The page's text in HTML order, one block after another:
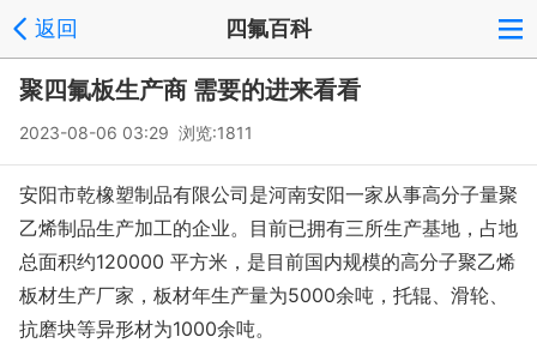
返回 四氟百科
聚四氟板生产商 需要的进来看看
2023-08-06 03:29 浏览:1811
安阳市乾橡塑制品有限公司是河南安阳一家从事高分子量聚
乙烯制品生产加工的企业。目前已拥有三所生产基地，占地
总面积约120000 平方米，是目前国内规模的高分子聚乙烯
板材生产厂家，板材年生产量为5000余吨，托辊、滑轮、
抗磨块等异形材为1000余吨。